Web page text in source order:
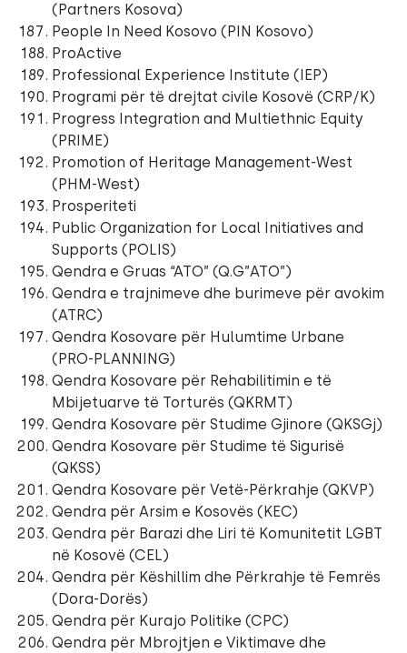
(Partners Kosova)
People In Need Kosovo (PIN Kosovo)
ProActive
Professional Experience Institute (IEP)
Programi për të drejtat civile Kosovë (CRP/K)
Progress Integration and Multiethnic Equity
(PRIME)
Promotion of Heritage Management-West
(PHM-West)
Prosperiteti
Public Organization for Local Initiatives and
Supports (POLIS)
Qendra e Gruas “ATO” (Q.G”ATO”)
Qendra e trajnimeve dhe burimeve për avokim
(ATRC)
Qendra Kosovare për Hulumtime Urbane
(PRO-PLANNING)
Qendra Kosovare për Rehabilitimin e të
Mbijetuarve të Torturës (QKRMT)
Qendra Kosovare për Studime Gjinore (QKSGj)
Qendra Kosovare për Studime të Sigurisë
(QKSS)
Qendra Kosovare për Vetë-Përkrahje (QKVP)
Qendra për Arsim e Kosovës (KEC)
Qendra për Barazi dhe Liri të Komunitetit LGBT
në Kosovë (CEL)
Qendra për Këshillim dhe Përkrahje të Femrës
(Dora-Dorës)
Qendra për Kurajo Politike (CPC)
Qendra për Mbrojtjen e Viktimave dhe